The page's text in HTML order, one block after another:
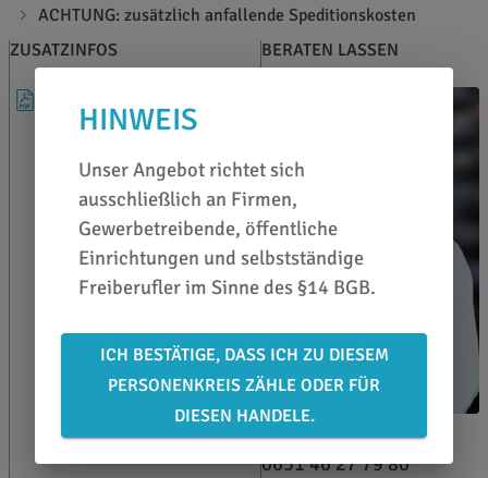
ACHTUNG: zusätzlich anfallende Speditionskosten
ZUSATZINFOS
BERATEN LASSEN
Robin Schröring-Abke
0651 46 27 79 80
HINWEIS
Unser Angebot richtet sich
ausschließlich an Firmen,
Gewerbetreibende, öffentliche
Einrichtungen und selbstständige
Freiberufler im Sinne des §14 BGB.
ICH BESTÄTIGE, DASS ICH ZU DIESEM
PERSONENKREIS ZÄHLE ODER FÜR
DIESEN HANDELE.